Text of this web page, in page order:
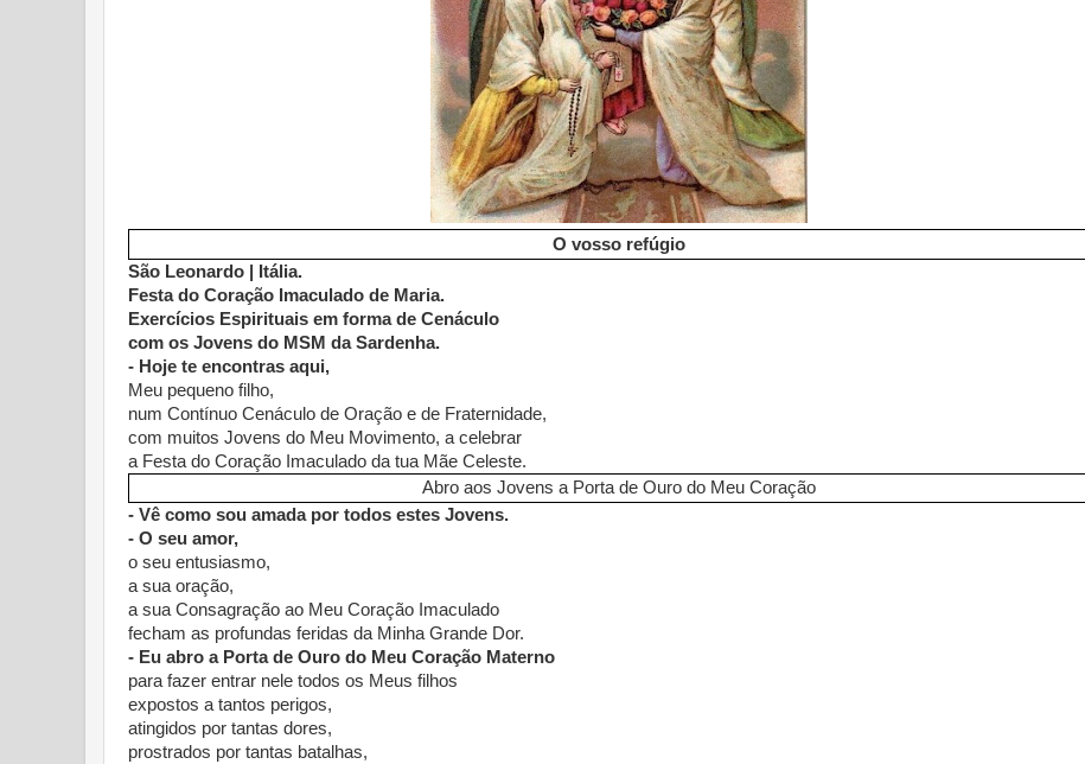
O vosso refúgio
São Leonardo | Itália.
Festa do Coração Imaculado de Maria.
Exercícios Espirituais em forma de Cenáculo
com os Jovens do MSM da Sardenha.
- Hoje te encontras aqui,
Meu pequeno filho,
num Contínuo Cenáculo de Oração e de Fraternidade,
com muitos Jovens do Meu Movimento, a celebrar
a Festa do Coração Imaculado da tua Mãe Celeste.
Abro aos Jovens a Porta de Ouro do Meu Coração
- Vê como sou amada por todos estes Jovens.
- O seu amor,
o seu entusiasmo,
a sua oração,
a sua Consagração ao Meu Coração Imaculado
fecham as profundas feridas da Minha Grande Dor.
- Eu abro a Porta de Ouro do Meu Coração Materno
para fazer entrar nele todos os Meus filhos
expostos a tantos perigos,
atingidos por tantas dores,
prostrados por tantas batalhas,